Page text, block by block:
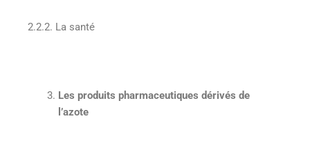
2.2.2. La santé
Les produits pharmaceutiques dérivés de
l’azote